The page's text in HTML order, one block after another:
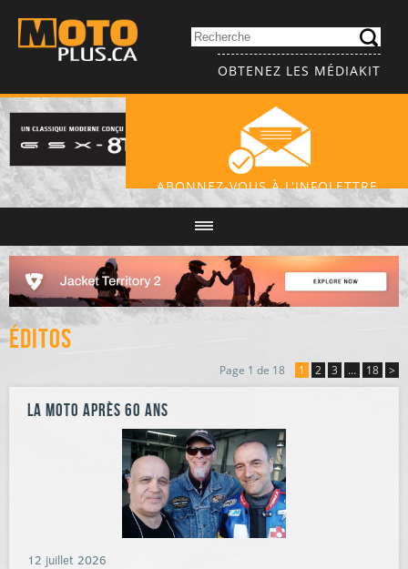
OBTENEZ LES MÉDIAKIT
ABONNEZ-VOUS À L'INFOLETTRE
Éditos
Page 1 de 18 1 2 3 … 18 >
La moto après 60 ans
12 juillet 2026